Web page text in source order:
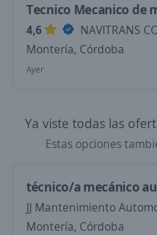
Tecnico Mecanico de
4,6
NAVITRANS
Montería, Córdoba
Ayer
Ya viste todas las
Estas opciones
técnico/a mecánico
JJ Mantenimiento
Montería, Córdoba